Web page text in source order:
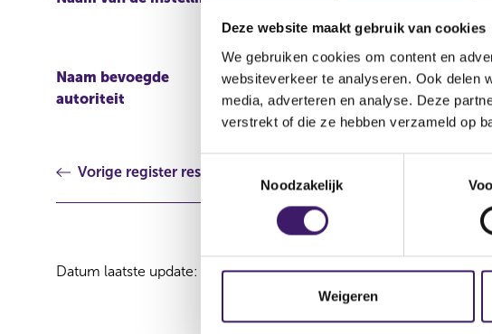
Deze website maakt gebruik van cookies
We gebruiken cookies om content en
websiteverkeer te analyseren. Ook delen
media, adverteren en analyse. Deze
verstrekt of die ze hebben verzameld op
e
Noodzakelijk
Weigeren
Naam bevoegde
autoriteit
BUNDESANSTALT FÜR
Vorige register resultaat
Datum laatste update: 08 augustus 2026